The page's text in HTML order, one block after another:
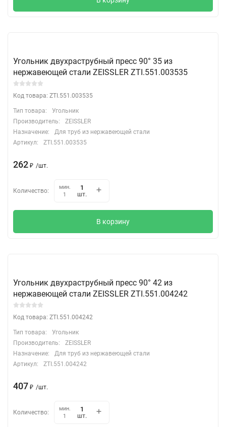
Угольник двухраструбный пресс 90° 35 из
нержавеющей стали ZEISSLER ZTI.551.003535
Код товара: ZTI.551.003535
Тип товара:
Угольник
Производитель:
ZEISSLER
Назначение:
Для труб из нержавеющей стали
Артикул:
ZTI.551.003535
262 ₽ /шт.
Количество:
мин.
1
шт.
В корзину
Угольник двухраструбный пресс 90° 42 из
нержавеющей стали ZEISSLER ZTI.551.004242
Код товара: ZTI.551.004242
Тип товара:
Угольник
Производитель:
ZEISSLER
Назначение:
Для труб из нержавеющей стали
Артикул:
ZTI.551.004242
407 ₽ /шт.
Количество:
мин.
1
шт.